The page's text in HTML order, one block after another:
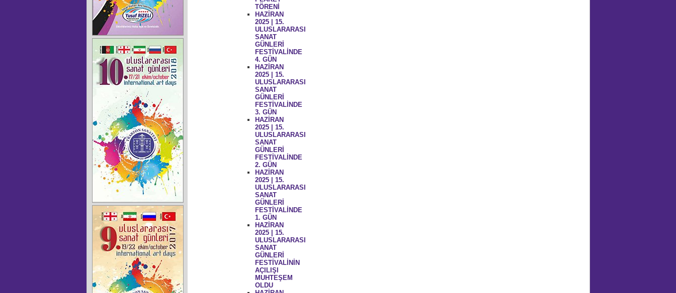
TÖRENİ
HAZİRAN
2025 | 15.
ULUSLARARASI
SANAT
GÜNLERİ
FESTİVALİNDE
4. GÜN
HAZİRAN
2025 | 15.
ULUSLARARASI
SANAT
GÜNLERİ
FESTİVALİNDE
3. GÜN
HAZİRAN
2025 | 15.
ULUSLARARASI
SANAT
GÜNLERİ
FESTİVALİNDE
2. GÜN
HAZİRAN
2025 | 15.
ULUSLARARASI
SANAT
GÜNLERİ
FESTİVALİNDE
1. GÜN
HAZİRAN
2025 | 15.
ULUSLARARASI
SANAT
GÜNLERİ
FESTİVALİNİN
AÇILIŞI
MUHTEŞEM
OLDU